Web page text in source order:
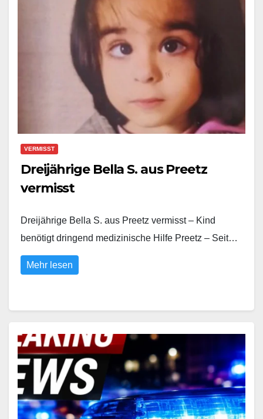
VERMISST
Dreijährige Bella S. aus Preetz
vermisst
Dreijährige Bella S. aus Preetz vermisst – Kind
benötigt dringend medizinische Hilfe Preetz – Seit…
Mehr lesen